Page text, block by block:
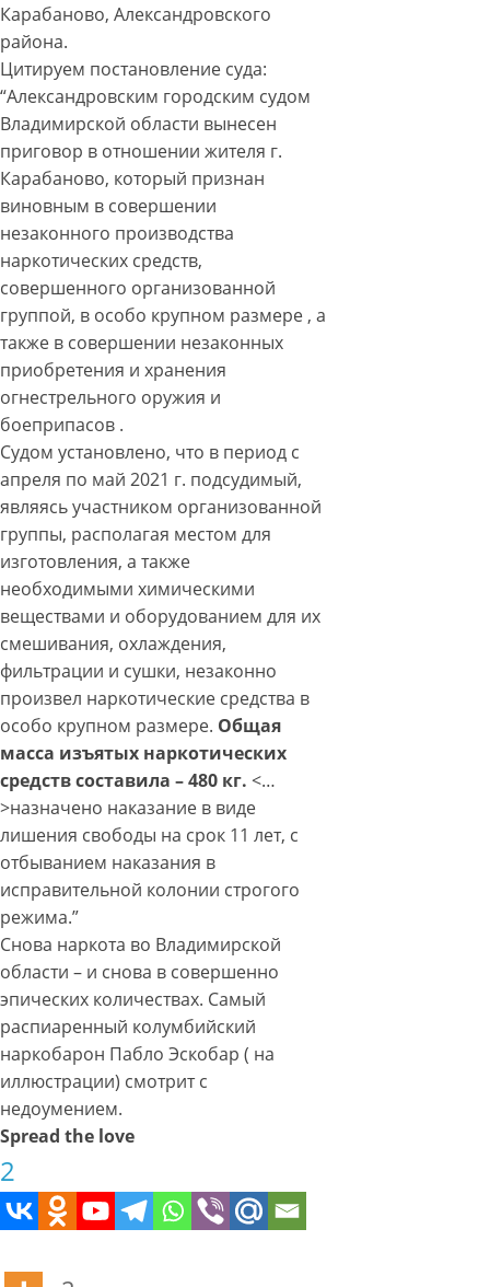
Карабаново, Александровского
района.
Цитируем постановление суда:
“Александровским городским судом
Владимирской области вынесен
приговор в отношении жителя г.
Карабаново, который признан
виновным в совершении
незаконного производства
наркотических средств,
совершенного организованной
группой, в особо крупном размере , а
также в совершении незаконных
приобретения и хранения
огнестрельного оружия и
боеприпасов .
Судом установлено, что в период с
апреля по май 2021 г. подсудимый,
являясь участником организованной
группы, располагая местом для
изготовления, а также
необходимыми химическими
веществами и оборудованием для их
смешивания, охлаждения,
фильтрации и сушки, незаконно
произвел наркотические средства в
особо крупном размере. Общая
масса изъятых наркотических
средств составила – 480 кг. <…
>назначено наказание в виде
лишения свободы на срок 11 лет, с
отбыванием наказания в
исправительной колонии строгого
режима.”
Снова наркота во Владимирской
области – и снова в совершенно
эпических количестваx. Самый
распиаренный колумбийский
наркобарон Пабло Эскобар ( на
иллюстрации) смотрит с
недоумением.
Spread the love
2